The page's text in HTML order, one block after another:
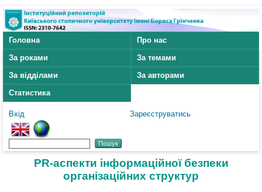
Головна
Про нас
За роками
За темами
За відділами
За авторами
Статистика
Вхід Зареєструватись
РR-аспекти інформаційної безпеки
організаційних структур